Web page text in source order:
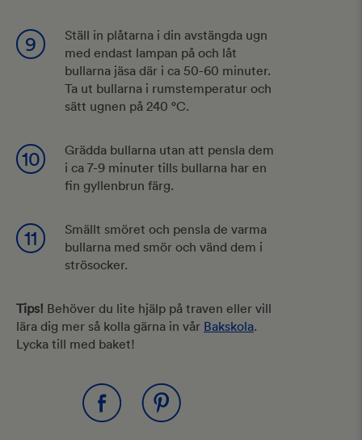
9
Ställ in plåtarna i din avstängda ugn
med endast lampan på och låt
bullarna jäsa där i ca 50-60 minuter.
Ta ut bullarna i rumstemperatur och
sätt ugnen på 240 °C.
10
Grädda bullarna utan att pensla dem
i ca 7-9 minuter tills bullarna har en
fin gyllenbrun färg.
11
Smällt smöret och pensla de varma
bullarna med smör och vänd dem i
strösocker.
Tips! Behöver du lite hjälp på traven eller vill
lära dig mer så kolla gärna in vår Bakskola.
Lycka till med baket!